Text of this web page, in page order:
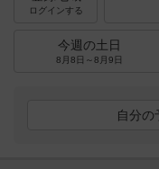
ログインする
今週の土日
8月8日～8月9日
自分の